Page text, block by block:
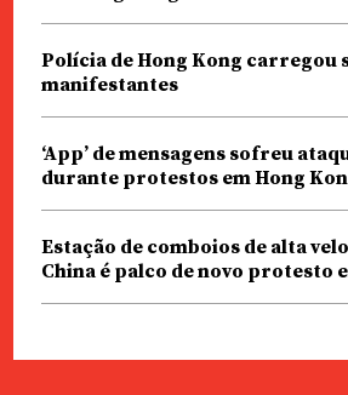
Polícia de Hong Kong carregou
manifestantes
‘App’ de mensagens sofreu
durante protestos em Hong
Estação de comboios de alta
China é palco de novo protesto